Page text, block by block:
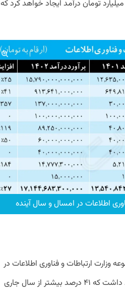
نهایت نامبرینگ (واگذاری شماره‌های مخابراتی) ۱۰۰ میلیارد تومان درآمد ایجاد خواهد کرد که
اطلاعات در امسال و سال آینده
ارتباطات و فناوری اطلاعات در
سال آینده بیش از ۹۱۳ میلیارد تومان درآمد خواهد داشت که ۴۱ درصد بیشتر از سال جاری